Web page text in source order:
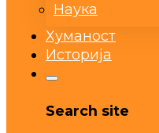
Наука
Хуманост
Историја
Search site